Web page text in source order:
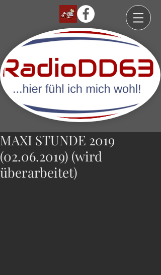
MAXI STUNDE 2019
(02.06.2019) (wird
überarbeitet)